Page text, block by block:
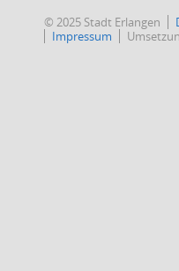
© 2025 Stadt Erlangen
Impressum